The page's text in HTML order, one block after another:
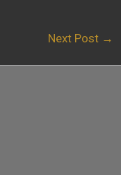
Next Post →